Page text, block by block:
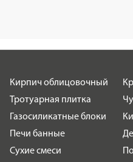
Кирпич облицовочный
Тротуарная плитка
Газосиликатные блоки
Печи банные
Сухие смеси